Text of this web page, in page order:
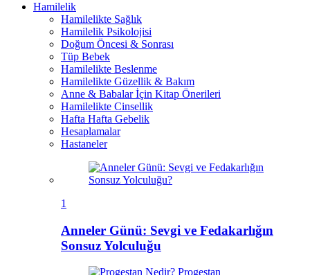
Hamilelik
Hamilelikte Sağlık
Hamilelik Psikolojisi
Doğum Öncesi & Sonrası
Tüp Bebek
Hamilelikte Beslenme
Hamilelikte Güzellik & Bakım
Anne & Babalar İçin Kitap Önerileri
Hamilelikte Cinsellik
Hafta Hafta Gebelik
Hesaplamalar
Hastaneler
1
Anneler Günü: Sevgi ve Fedakarlığın
Sonsuz Yolculuğu